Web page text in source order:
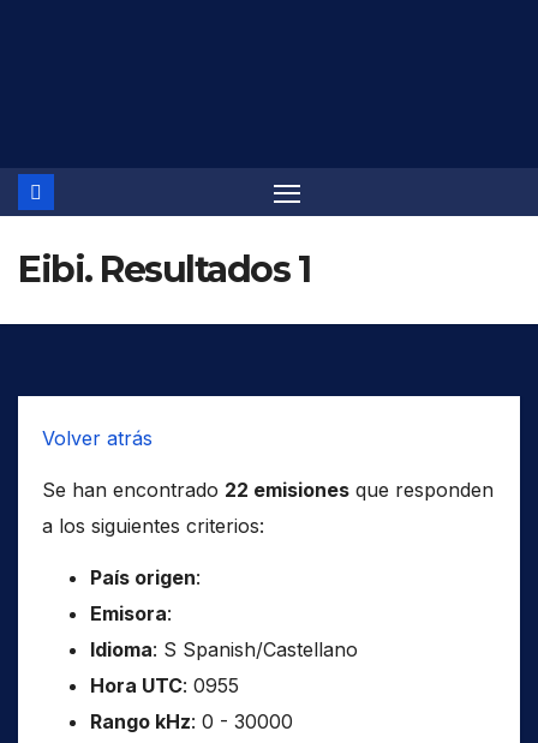
Eibi. Resultados 1
Volver atrás
Se han encontrado 22 emisiones que responden
a los siguientes criterios:
País origen:
Emisora:
Idioma: S Spanish/Castellano
Hora UTC: 0955
Rango kHz: 0 - 30000